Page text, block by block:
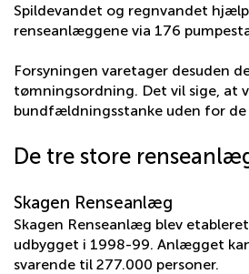
Spildevandet og regnvandet
renseanlæggene via 176
Forsyningen varetager desuden
tømningsordning. Det vil sige, at
bundfældningsstanke uden for de
De tre store
Skagen Renseanlæg
Skagen Renseanlæg blev
udbygget i 1998-99. Anlægget
svarende til 277.000 personer.